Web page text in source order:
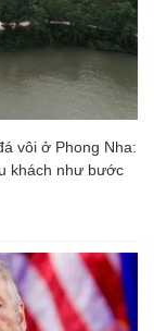
vôi ở Phong Nha:
khách như bước